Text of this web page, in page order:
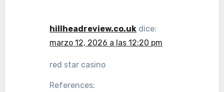
hillheadreview.co.uk dice:
marzo 12, 2026 a las 12:20 pm
red star casino
References: